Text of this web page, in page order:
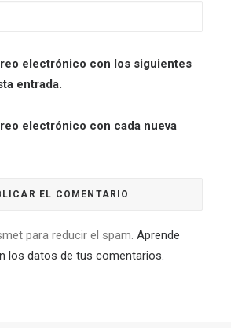
electrónico con los siguientes
entrada.
electrónico con cada nueva
para reducir el spam. Aprende
los datos de tus comentarios.